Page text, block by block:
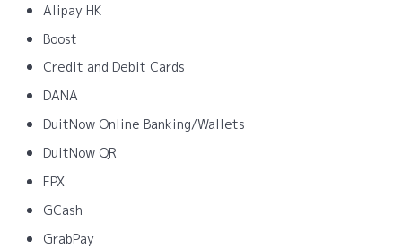
Alipay HK
Boost
Credit and Debit Cards
DANA
DuitNow Online Banking/Wallets
DuitNow QR
FPX
GCash
GrabPay